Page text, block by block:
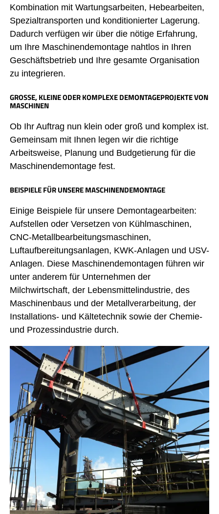
Kombination mit Wartungsarbeiten, Hebearbeiten,
Spezialtransporten und konditionierter Lagerung.
Dadurch verfügen wir über die nötige Erfahrung,
um Ihre Maschinendemontage nahtlos in Ihren
Geschäftsbetrieb und Ihre gesamte Organisation
zu integrieren.
GROSSE, KLEINE ODER KOMPLEXE DEMONTAGEPROJEKTE VON M
ASCHINEN
Ob Ihr Auftrag nun klein oder groß und komplex ist.
Gemeinsam mit Ihnen legen wir die richtige
Arbeitsweise, Planung und Budgetierung für die
Maschinendemontage fest.
BEISPIELE FÜR UNSERE MASCHINENDEMONTAGE
Einige Beispiele für unsere Demontagearbeiten:
Aufstellen oder Versetzen von Kühlmaschinen,
CNC-Metallbearbeitungsmaschinen,
Luftaufbereitungsanlagen, KWK-Anlagen und USV-
Anlagen. Diese Maschinendemontagen führen wir
unter anderem für Unternehmen der
Milchwirtschaft, der Lebensmittelindustrie, des
Maschinenbaus und der Metallverarbeitung, der
Installations- und Kältetechnik sowie der Chemie-
und Prozessindustrie durch.